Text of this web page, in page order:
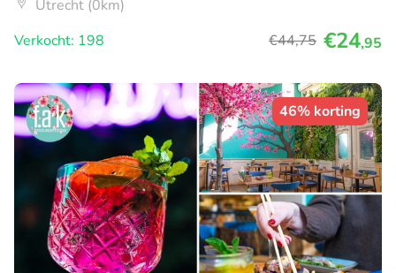
Utrecht (0km)
Verkocht: 198
€44,75 €24,95
46% korting